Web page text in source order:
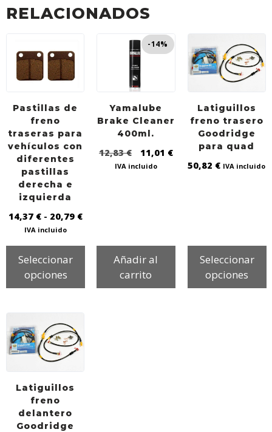
k
t
s
l
RELACIONADOS
Pastillas de
freno
traseras para
vehículos con
diferentes
pastillas
derecha e
izquierda
14,37 € - 20,79 €
IVA incluido
Seleccionar
opciones
-14%
Yamalube
Brake Cleaner
400ml.
12,83€ 11,01 €
IVA incluido
Añadir al
carrito
Latiguillos
freno trasero
Goodridge
para quad
50,82 € IVA incluido
Seleccionar
opciones
Latiguillos
freno
delantero
Goodridge